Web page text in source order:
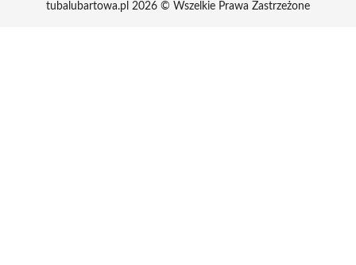
tubalubartowa.pl 2026 © Wszelkie Prawa Zastrzeżone